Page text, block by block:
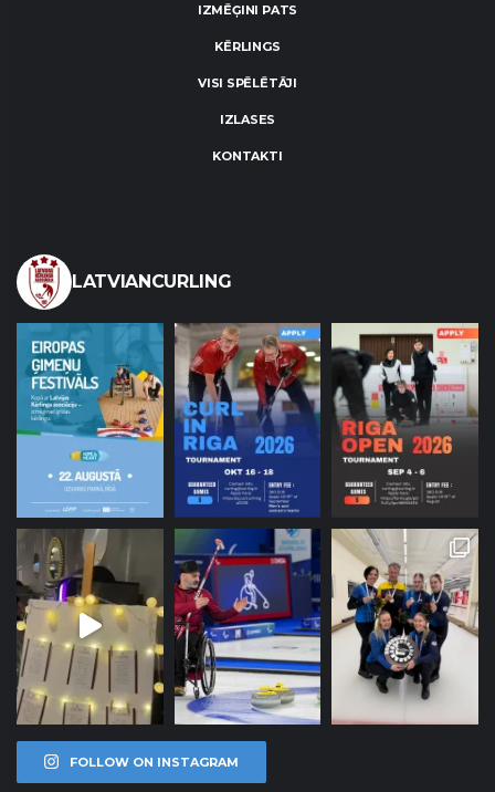
IZMĒĢINI PATS
KĒRLINGS
VISI SPĒLĒTĀJI
IZLASES
KONTAKTI
LATVIANCURLING
FOLLOW ON INSTAGRAM